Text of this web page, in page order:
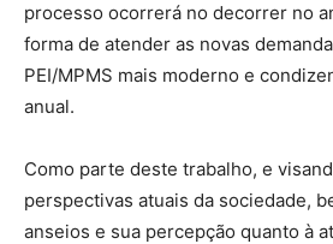
processo ocorrerá no decorrer no
forma de atender as novas
PEI/MPMS mais moderno e
anual.
Como parte deste trabalho, e
perspectivas atuais da sociedade,
anseios e sua percepção quanto à